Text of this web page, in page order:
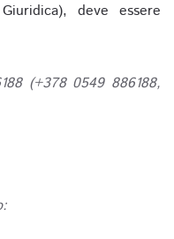
deve essere
(+378 0549 886188,